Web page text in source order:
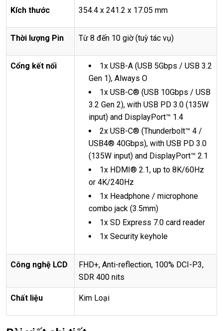
Kích thước 354.4 x 241.2 x 17.05 mm
Thời l ượng Pin Từ 8 đến 10 giờ (tuỳ tác vụ)
Cổng kết nối
1x USB-A (USB 5Gbps / USB 3.2
Gen 1), Always O
1x USB-C® (USB 10Gbps / USB
3.2 Gen 2), with USB PD 3.0 (135W
input) and DisplayPort™ 1.4
2x USB-C® (Thunderbolt™ 4 /
USB4® 40Gbps), with USB PD 3.0
(135W input) and DisplayPort™ 2.1
1x HDMI® 2.1, up to 8K/60Hz
or 4K/240Hz
1x Headphone / microphone
combo jack (3.5mm)
1x SD Express 7.0 card reader
1x Security keyhole
Công nghệ LCD
FHD+, Anti-reflection, 100% DCI-P3,
SDR 400 nits
Chất liệu Kim Loại